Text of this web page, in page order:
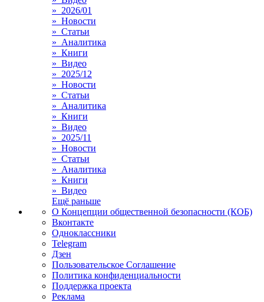
» 2026/01
» Новости
» Статьи
» Аналитика
» Книги
» Видео
» 2025/12
» Новости
» Статьи
» Аналитика
» Книги
» Видео
» 2025/11
» Новости
» Статьи
» Аналитика
» Книги
» Видео
Ещё раньше
О Концепции общественной безопасности (КОБ)
Вконтакте
Одноклассники
Telegram
Дзен
Пользовательское Соглашение
Политика конфиденциальности
Поддержка проекта
Реклама